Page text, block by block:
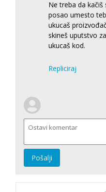
Ne treba da
posao umesto
ukucaš
skineš uputstvo
ukucaš kod.
Repliciraj
Pošalji